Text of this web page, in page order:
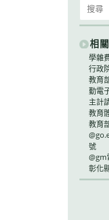
for:
相
學雜
行政
教育
勤電
主計
教育
教育
號
@gm
彰化